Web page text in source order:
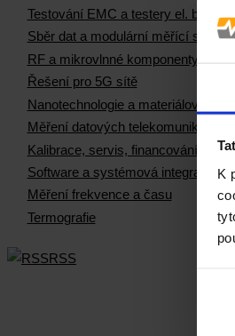
K
Testování EMC a testery el.
Sběr dat a modulární měřící
RF a mikrovlnné komponenty
Řešení pro 5G sítě
Nanotechnologie a materiálová
Měření datových telekomunikačních
Kalibrace, servis, financování
Software a systémová integrace
Měření frekvence a času
Termografie
RSS